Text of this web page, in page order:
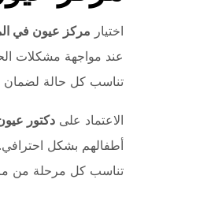
اختيار مركز عيون في
عند مواجهة مشكلات
تناسب كل حالة لضمان
الاعتماد على دكتور
أطفالهم بشكل
تناسب كل مرحلة من